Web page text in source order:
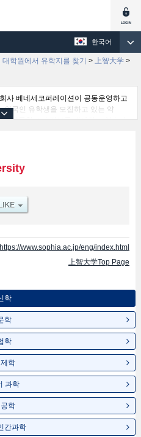
한국어
대학원에서 유학지를 찾기 > 上智大学 >
사 베네세코퍼레이션이 공동운영하고
외국인 유학생을 모집하고 있는 약
전문학교의 정보를 게재하고 있습니
학및지구환경학및글로벌스터디즈및
정보, 모집정원과 합격자수 등의 입
학생에게 유익하고 필요한 정보를 게
https://www.sophia.ac.jp/eng/index.html
上智大学Top Page
학
학
학
학
과학
학
간과학